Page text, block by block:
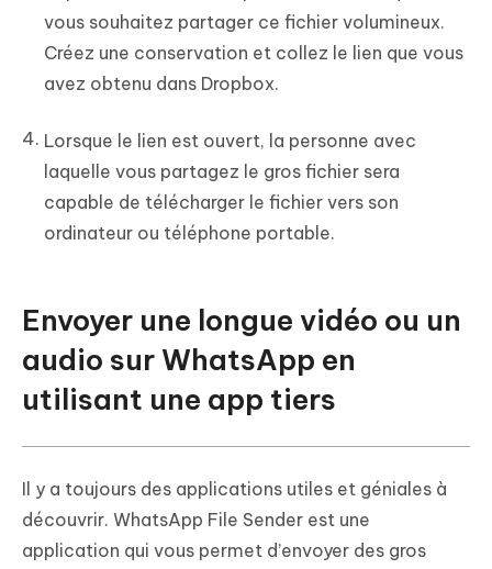
vous souhaitez partager ce fichier volumineux.
Créez une conservation et collez le lien que vous
avez obtenu dans Dropbox.
Lorsque le lien est ouvert, la personne avec
laquelle vous partagez le gros fichier sera
capable de télécharger le fichier vers son
ordinateur ou téléphone portable.
Envoyer une longue vidéo ou un
audio sur WhatsApp en
utilisant une app tiers
Il y a toujours des applications utiles et géniales à
découvrir. WhatsApp File Sender est une
application qui vous permet d’envoyer des gros